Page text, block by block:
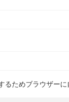
るためブラウザー